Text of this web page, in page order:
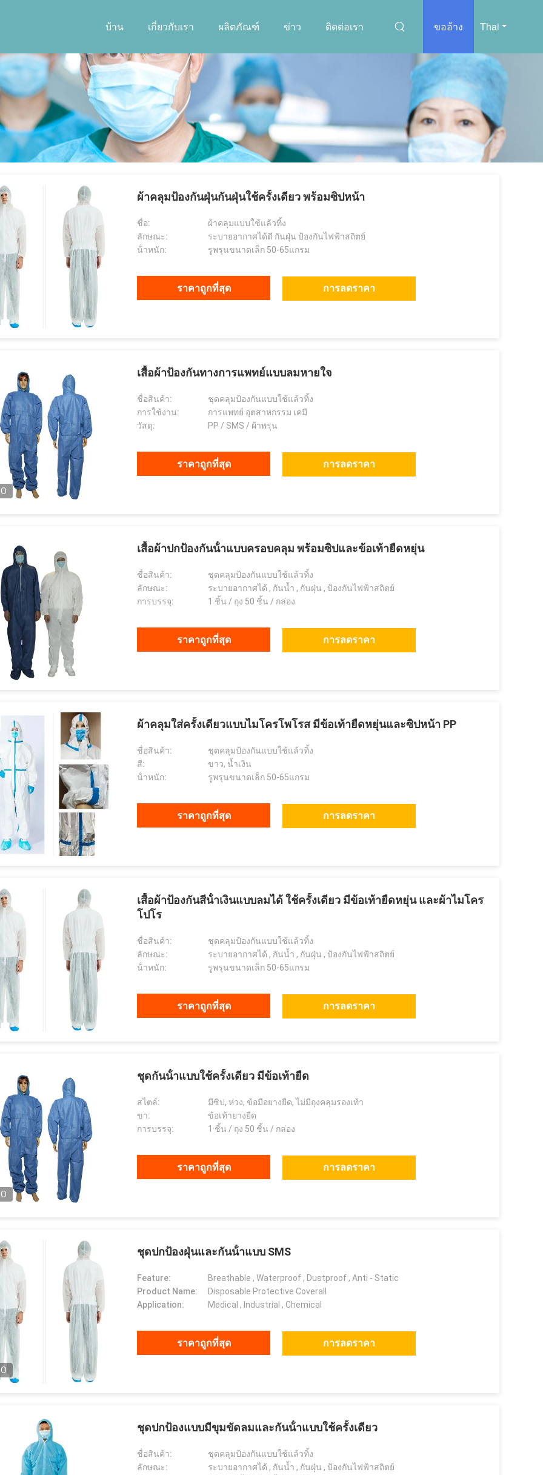
Thai
ขออ้าง
บ้าน เกี่ยวกับเรา ผลิตภัณฑ์ ข่าว ติดต่อเรา
ผ้าคลุมป้องกันฝุ่นกันฝุ่นใช้ครั้งเดียว พร้อมซิปหน้า
ชื่อ:
ผ้าคลุมแบบใช้แล้วทิ้ง
ลักษณะ:
ระบายอากาศได้ดี กันฝุ่น ป้องกันไฟฟ้าสถิตย์
น้ําหนัก:
รูพรุนขนาดเล็ก 50-65แกรม
ราคาถูกที่สุด การลดราคา
เสื้อผ้าป้องกันทางการแพทย์แบบลมหายใจ
ชื่อสินค้า:
ชุดคลุมป้องกันแบบใช้แล้วทิ้ง
การใช้งาน:
การแพทย์ อุตสาหกรรม เคมี
วัสดุ:
PP / SMS / ผ้าพรุน
ราคาถูกที่สุด การลดราคา
เสื้อผ้าปกป้องกันน้ําแบบครอบคลุม พร้อมซิปและข้อเท้ายืดหยุ่น
ชื่อสินค้า:
ชุดคลุมป้องกันแบบใช้แล้วทิ้ง
ลักษณะ:
ระบายอากาศได้ , กันน้ำ , กันฝุ่น , ป้องกันไฟฟ้าสถิตย์
การบรรจุ:
1 ชิ้น / ถุง 50 ชิ้น / กล่อง
ราคาถูกที่สุด การลดราคา
ผ้าคลุมใส่ครั้งเดียวแบบไมโครโพโรส มีข้อเท้ายืดหยุ่นและซิปหน้า PP
ชื่อสินค้า:
ชุดคลุมป้องกันแบบใช้แล้วทิ้ง
สี:
ขาว, น้ำเงิน
น้ําหนัก:
รูพรุนขนาดเล็ก 50-65แกรม
ราคาถูกที่สุด การลดราคา
เสื้อผ้าป้องกันสีน้ําเงินแบบลมได้ ใช้ครั้งเดียว มีข้อเท้ายืดหยุ่น และผ้าไมโคร
โปโร
ชื่อสินค้า:
ชุดคลุมป้องกันแบบใช้แล้วทิ้ง
ลักษณะ:
ระบายอากาศได้ , กันน้ำ , กันฝุ่น , ป้องกันไฟฟ้าสถิตย์
น้ําหนัก:
รูพรุนขนาดเล็ก 50-65แกรม
ราคาถูกที่สุด การลดราคา
ชุดกันน้ําแบบใช้ครั้งเดียว มีข้อเท้ายืด
สไตล์:
มีซิป, ห่วง, ข้อมือยางยืด, ไม่มีถุงคลุมรองเท้า
ขา:
ข้อเท้ายางยืด
การบรรจุ:
1 ชิ้น / ถุง 50 ชิ้น / กล่อง
ราคาถูกที่สุด การลดราคา
ชุดปกป้องฝุ่นและกันน้ําแบบ SMS
Feature:
Breathable , Waterproof , Dustproof , Anti - Static
Product Name:
Disposable Protective Coverall
Application:
Medical , Industrial , Chemical
ราคาถูกที่สุด การลดราคา
ชุดปกป้องแบบมีขุมขัดลมและกันน้ําแบบใช้ครั้งเดียว
ชื่อสินค้า:
ชุดคลุมป้องกันแบบใช้แล้วทิ้ง
ลักษณะ:
ระบายอากาศได้ , กันน้ำ , กันฝุ่น , ป้องกันไฟฟ้าสถิตย์